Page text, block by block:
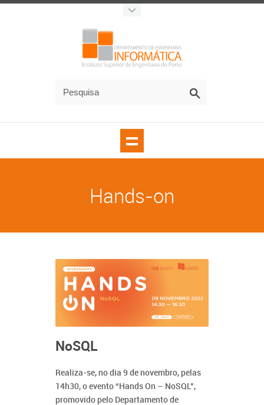
Hands-on
NoSQL
Realiza-se, no dia 9 de novembro, pelas
14h30, o evento “Hands On – NoSQL”,
promovido pelo Departamento de